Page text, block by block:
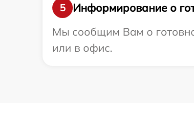
5
Информирование о
Мы сообщим Вам о
или в офис.